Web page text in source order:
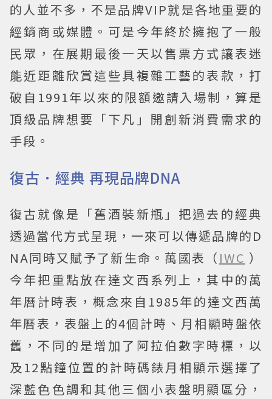
的人並不多，不是品牌VIP就是各地重要的
經銷商或媒體。可是今年終於擁抱了一般
民眾，在展期最後一天以售票方式讓表迷
能近距離欣賞這些具複雜工藝的表款，打
破自1991年以來的限額邀請入場制，算是
頂級品牌想要「下凡」開創新消費需求的
手段。
復古．經典 再現品牌DNA
復古就像是「舊酒裝新瓶」把過去的經典
透過當代方式呈現，一來可以傳遞品牌的D
NA同時又賦予了新生命。萬國表（ IWC ）
今年把重點放在達文西系列上，其中的萬
年曆計時表，概念來自1985年的達文西萬
年曆表，表盤上的4個計時、月相顯時盤依
舊，不同的是增加了阿拉伯數字時標，以
及12點鐘位置的計時碼錶月相顯示選擇了
深藍色色調和其他三個小表盤明顯區分，